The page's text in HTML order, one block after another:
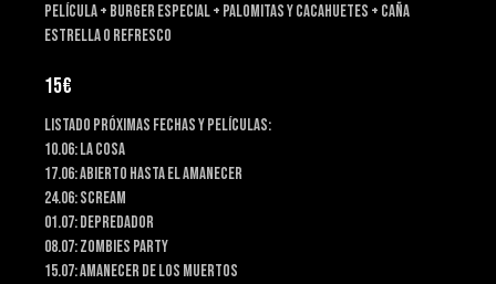
Película + Burger Especial + Palomitas y Cacahuetes + Caña
estrella o refresco
15€
Listado próximas fechas y películas:
10.06: La cosa
17.06: Abierto hasta el amanecer
24.06: Scream
01.07: Depredador
08.07: Zombies Party
15.07: Amanecer de los muertos